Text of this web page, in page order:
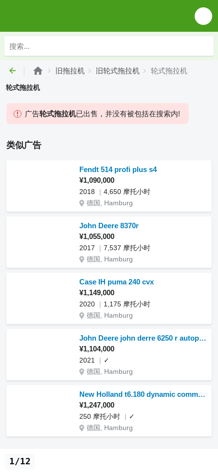
旧拖拉机 旧轮式拖拉机 轮式拖拉机
轮式拖拉机
广告轮式拖拉机已出售，并没有被包括在搜索内!
类似广告
Fendt 514 profi plus s4
¥1,090,000
2018
4,650 摩托小时
德国, Hamburg
John Deere 8370r
¥1,055,000
2017
7,537 摩托小时
德国, Hamburg
Case IH puma 240 cvx
¥1,149,000
2020
1,175 摩托小时
德国, Hamburg
John Deere john derre 6250 r autopower
¥1,104,000
2021
✓
德国, Hamburg
New Holland t6.180 dynamic command/rtk/frontlader/frontzapfw
¥1,247,000
250 摩托小时
✓
德国, Hamburg
1/12